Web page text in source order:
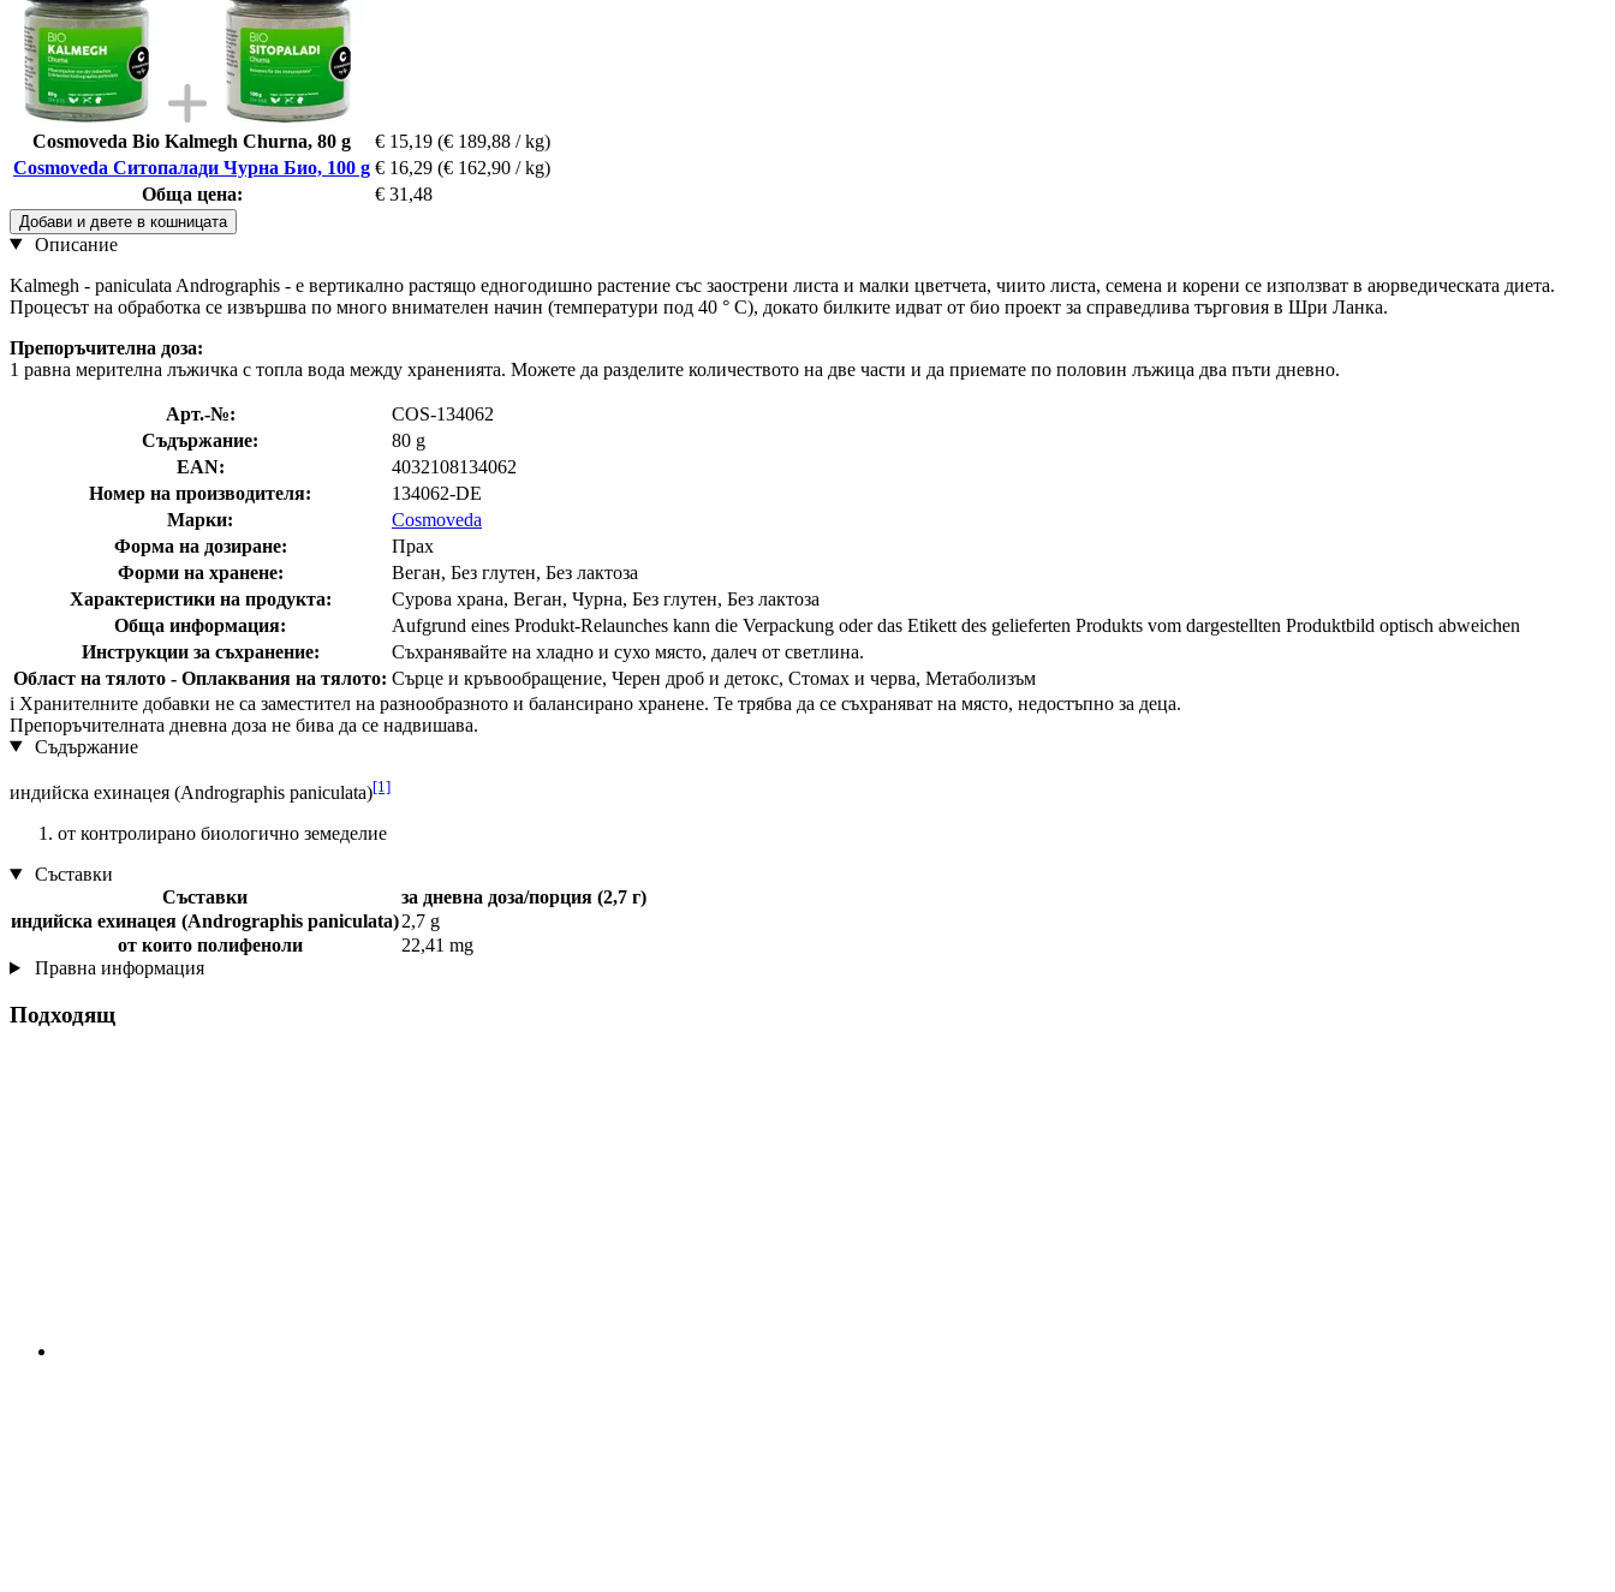
Cosmoveda Bio Kalmegh Churna, 80 g € 15,19 (€ 189,88 / kg)
Cosmoveda Ситопалади Чурна Био, 100 g € 16,29 (€ 162,90 / kg)
Обща цена:
€ 31,48
Добави и двете в кошницата
Описание
Kalmegh - paniculata Andrographis - е вертикално растящо едногодишно растение със заострени листа и малки цветчета, чиито листа, семена и корени се използват в аюрведическата диета.
Процесът на обработка се извършва по много внимателен начин (температури под 40 ° C), докато билките идват от био проект за справедлива търговия в Шри Ланка.
Препоръчителна доза:
1 равна мерителна лъжичка с топла вода между храненията. Можете да разделите количеството на две части и да приемате по половин лъжица два пъти дневно.
Арт.-№:
COS-134062
Съдържание:
80 g
EAN:
4032108134062
Номер на производителя:
134062-DE
Марки:
Cosmoveda
Форма на дозиране:
Прах
Форми на хранене:
Веган, Без глутен, Без лактоза
Характеристики на продукта:
Сурова храна, Веган, Чурна, Без глутен, Без лактоза
Обща информация:
Aufgrund eines Produkt-Relaunches kann die Verpackung oder das Etikett des gelieferten Produkts vom dargestellten Produktbild optisch abweichen
Инструкции за съхранение:
Съхранявайте на хладно и сухо място, далеч от светлина.
Област на тялото - Оплаквания на тялото: Сърце и кръвообращение, Черен дроб и детокс, Стомах и черва, Метаболизъм
i Хранителните добавки не са заместител на разнообразното и балансирано хранене. Те трябва да се съхраняват на място, недостъпно за деца.
Препоръчителната дневна доза не бива да се надвишава.
Съдържание
индийска ехинацея (Andrographis paniculata)[1]
от контролирано биологично земеделие
Съставки
Съставки
за дневна доза/порция (2,7 г)
индийска ехинацея (Andrographis paniculata)2,7 g
от които полифеноли
22,41 mg
Правна информация
Подходящ